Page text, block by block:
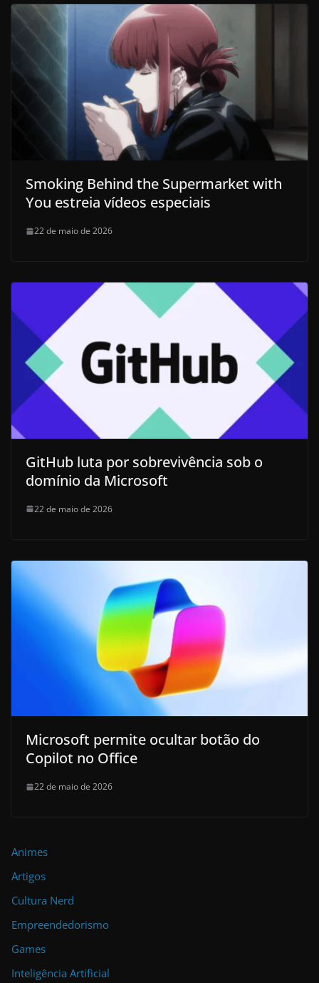
Smoking Behind the Supermarket with
You estreia vídeos especiais
22 de maio de 2026
GitHub luta por sobrevivência sob o
domínio da Microsoft
22 de maio de 2026
Microsoft permite ocultar botão do
Copilot no Office
22 de maio de 2026
Animes
Artigos
Cultura Nerd
Empreendedorismo
Games
Inteligência Artificial